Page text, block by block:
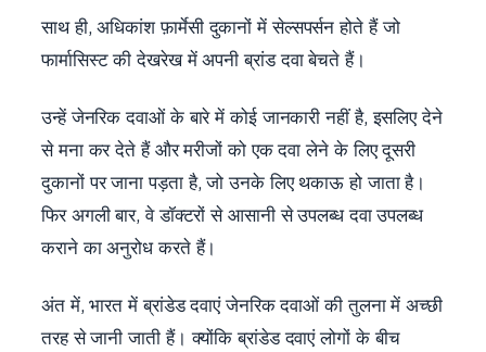
साथ ही, अधिकांश फ़ार्मेसी दुकानों में सेल्सपर्सन होते हैं जो
फार्मासिस्ट की देखरेख में अपनी ब्रांड दवा बेचते हैं।
उन्हें जेनरिक दवाओं के बारे में कोई जानकारी नहीं है, इसलिए देने
से मना कर देते हैं और मरीजों को एक दवा लेने के लिए दूसरी
दुकानों पर जाना पड़ता है, जो उनके लिए थकाऊ हो जाता है।
फिर अगली बार, वे डॉक्टरों से आसानी से उपलब्ध दवा उपलब्ध
कराने का अनुरोध करते हैं।
अंत में, भारत में ब्रांडेड दवाएं जेनरिक दवाओं की तुलना में अच्छी
तरह से जानी जाती हैं। क्योंकि ब्रांडेड दवाएं लोगों के बीच